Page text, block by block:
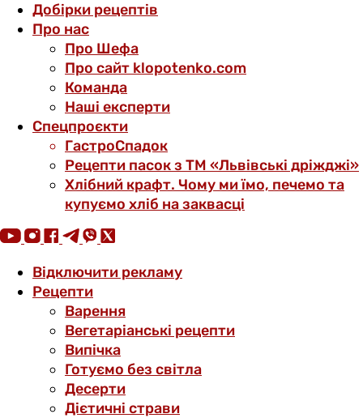
Добірки рецептів
Про нас
Про Шефа
Про сайт klopotenko.com
Команда
Наші експерти
Спецпроєкти
ГастроСпадок
Рецепти пасок з ТМ «Львівські дріжджі»
Хлібний крафт. Чому ми їмо, печемо та
купуємо хліб на заквасці
Відключити рекламу
Рецепти
Варення
Вегетаріанські рецепти
Випічка
Готуємо без світла
Десерти
Дієтичні страви